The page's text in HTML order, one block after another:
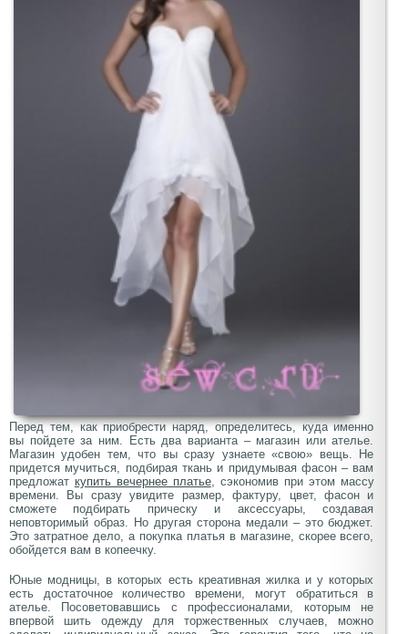
Перед тем, как приобрести наряд, определитесь, куда именно
вы пойдете за ним. Есть два варианта – магазин или ателье.
Магазин удобен тем, что вы сразу узнаете «свою» вещь. Не
придется мучиться, подбирая ткань и придумывая фасон – вам
предложат купить вечернее платье, сэкономив при этом массу
времени. Вы сразу увидите размер, фактуру, цвет, фасон и
сможете подбирать прическу и аксессуары, создавая
неповторимый образ. Но другая сторона медали – это бюджет.
Это затратное дело, а покупка платья в магазине, скорее всего,
обойдется вам в копеечку.
Юные модницы, в которых есть креативная жилка и у которых
есть достаточное количество времени, могут обратиться в
ателье. Посоветовавшись с профессионалами, которым не
впервой шить одежду для торжественных случаев, можно